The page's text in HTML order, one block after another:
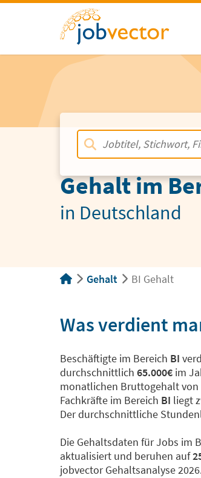
Gehalt im
in Deutschland
Gehalt BI Gehalt
Was verdient
Beschäftigte im Bereich BI
durchschnittlich 65.000€ im
monatlichen Bruttogehalt von
Fachkräfte im Bereich BI liegt
Der durchschnittliche
Die Gehaltsdaten für Jobs im
aktualisiert und beruhen auf
jobvector Gehaltsanalyse